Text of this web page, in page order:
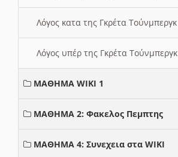
Λόγος κατα της Γκρέτα Τούνμπεργκ
Λόγος υπέρ της Γκρέτα Τούνμπεργκ
ΜΑΘΗΜΑ WIKI 1
ΜΑΘΗΜΑ 2: Φακελος Πεμπτης
ΜΑΘΗΜΑ 4: Συνεχεια στα WIKI